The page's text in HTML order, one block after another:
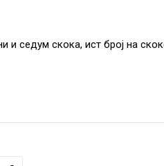
и седум скока, ист број на